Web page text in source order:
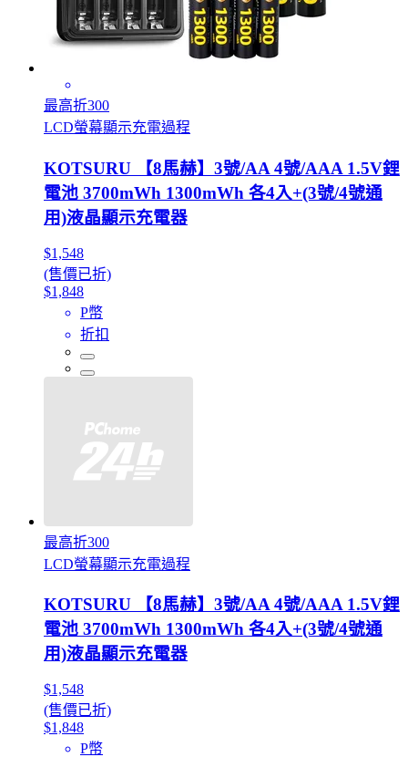
最高折300
LCD螢幕顯示充電過程
KOTSURU 【8馬赫】3號/AA 4號/AAA 1.5V鋰
電池 3700mWh 1300mWh 各4入+(3號/4號通
用)液晶顯示充電器
$1,548
(售價已折)
$1,848
P幣
折扣
最高折300
LCD螢幕顯示充電過程
KOTSURU 【8馬赫】3號/AA 4號/AAA 1.5V鋰
電池 3700mWh 1300mWh 各4入+(3號/4號通
用)液晶顯示充電器
$1,548
(售價已折)
$1,848
P幣